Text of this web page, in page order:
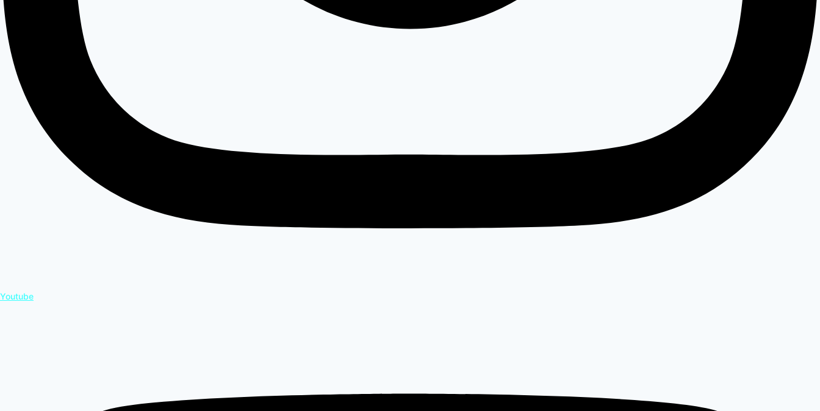
Youtube